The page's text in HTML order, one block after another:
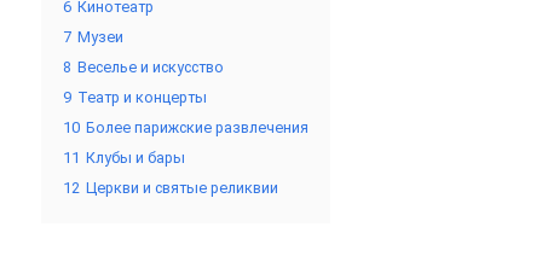
6 Кинотеатр
7 Музеи
8 Веселье и искусство
9 Театр и концерты
10 Более парижские развлечения
11 Клубы и бары
12 Церкви и святые реликвии